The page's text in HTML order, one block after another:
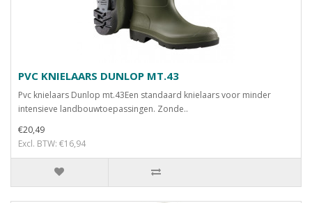
PVC KNIELAARS DUNLOP MT.43
Pvc knielaars Dunlop mt.43Een standaard knielaars voor minder
intensieve landbouwtoepassingen. Zonde..
€20,49
Excl. BTW: €16,94